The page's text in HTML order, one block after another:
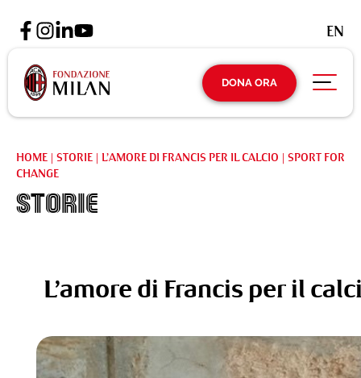
DONA ORA
EN
HOME | STORIE | L’AMORE DI FRANCIS PER IL CALCIO | SPORT FOR
CHANGE
Storie
L’amore di Francis per il